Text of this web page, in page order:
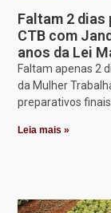
Faltam 2 dias
CTB com
anos da Lei
Faltam apenas 2
da Mulher
preparativos
Leia mais »